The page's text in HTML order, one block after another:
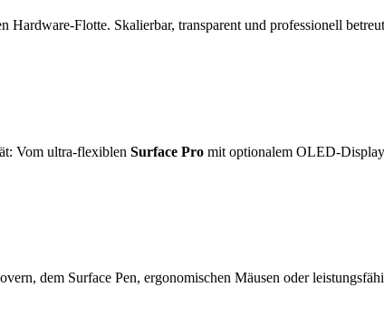
Hardware-Flotte. Skalierbar, transparent und professionell
Vom ultra-flexiblen Surface Pro mit optionalem OLED-
dem Surface Pen, ergonomischen Mäusen oder